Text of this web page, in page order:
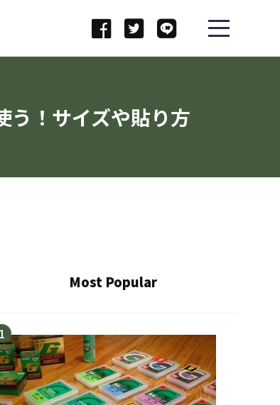
う！サイズや貼り方
Most Popular